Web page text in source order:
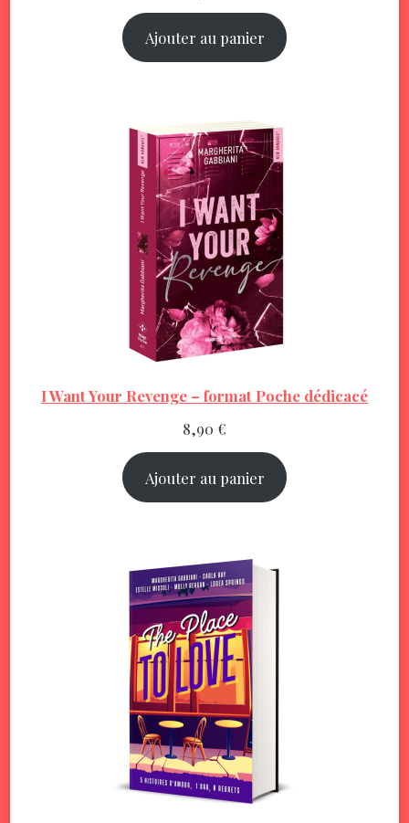
Ajouter au panier
I Want Your Revenge – format Poche dédicacé
8,90 €
Ajouter au panier